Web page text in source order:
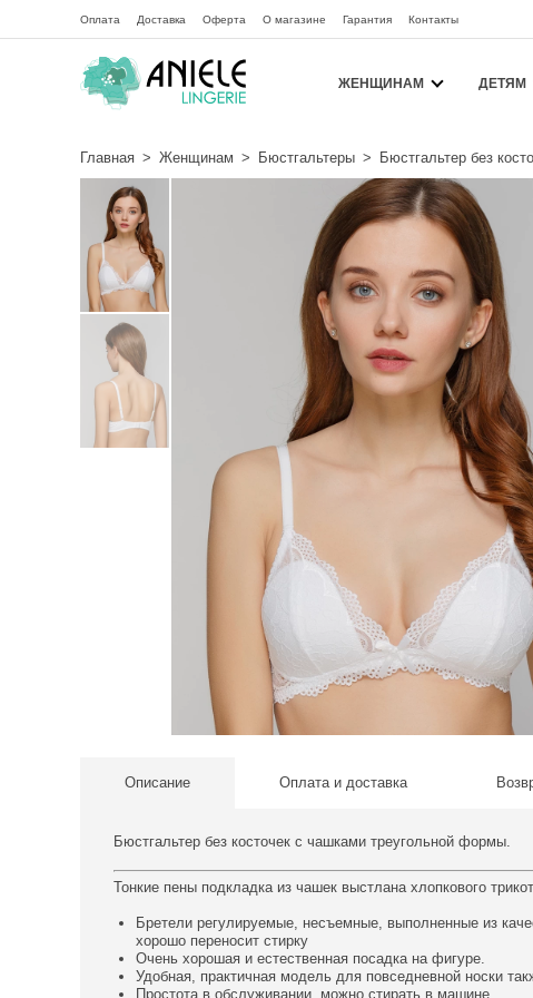
Оплата Доставка Оферта О магазине Гарантия Контакты
ЖЕНЩИНАМ ДЕТЯМ
Главная > Женщинам > Бюстгальтеры > Бюстгальтер без
Описание Оплата и доставка
Бюстгальтер без косточек с чашками треугольной формы.
Тонкие пены подкладка из чашек выстлана хлопкового
Бретели регулируемые, несъемные, выполненные из
хорошо переносит стирку
Очень хорошая и естественная посадка на фигуре.
Удобная, практичная модель для повседневной носки
Простота в обслуживании, можно стирать в машине.